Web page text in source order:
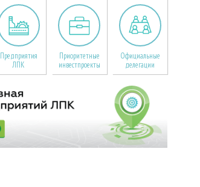
Предприятия
ЛПК
Приоритетные
инвестпроекты
Официальные
делегации